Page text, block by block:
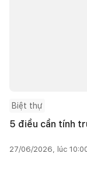
Biệt thự
5 điều cần tính
27/06/2026, lúc